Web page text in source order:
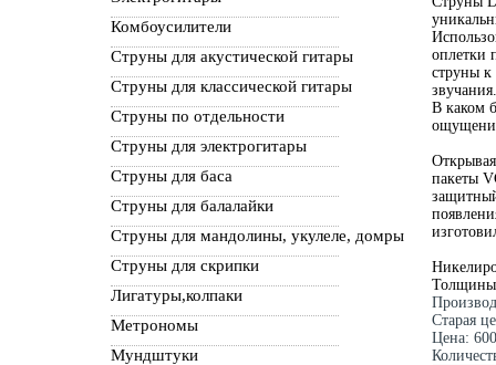
Комбоусилители
Струны для акустической гитары
Струны для классической гитары
Струны по отдельности
Струны для электрогитары
Струны для баса
Струны для балалайки
Струны для мандолины, укулеле, домры
Струны для скрипки
Лигатуры,колпаки
Метрономы
Мундштуки
оплетки
струны к
звучания.
В каком
пакеты
Толщины
Старая
Цена: